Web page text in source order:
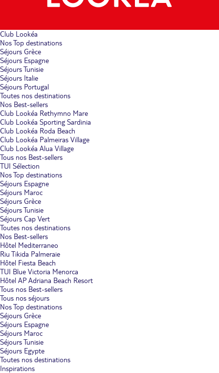
Club Lookéa
Nos Top destinations
Séjours Grèce
Séjours Espagne
Séjours Tunisie
Séjours Italie
Séjours Portugal
Toutes nos destinations
Nos Best-sellers
Club Lookéa Rethymno Mare
Club Lookéa Sporting Sardinia
Club Lookéa Roda Beach
Club Lookéa Palmeiras Village
Club Lookéa Alua Village
Tous nos Best-sellers
TUI Sélection
Nos Top destinations
Séjours Espagne
Séjours Maroc
Séjours Grèce
Séjours Tunisie
Séjours Cap Vert
Toutes nos destinations
Nos Best-sellers
Hôtel Mediterraneo
Riu Tikida Palmeraie
Hôtel Fiesta Beach
TUI Blue Victoria Menorca
Hôtel AP Adriana Beach Resort
Tous nos Best-sellers
Tous nos séjours
Nos Top destinations
Séjours Grèce
Séjours Espagne
Séjours Maroc
Séjours Tunisie
Séjours Egypte
Toutes nos destinations
Inspirations